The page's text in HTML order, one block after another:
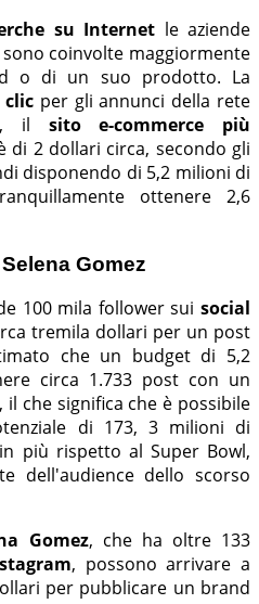
su Internet le aziende
coinvolte maggiormente
o di un suo prodotto. La
clic per gli annunci della rete
, il sito e-commerce più
di 2 dollari circa, secondo gli
disponendo di 5,2 milioni di
ottenere 2,6
Gomez
100 mila follower sui social
tremila dollari per un post
che un budget di 5,2
circa 1.733 post con un
che significa che è possibile
di 173, 3 milioni di
più rispetto al Super Bowl,
dell'audience dello scorso
Gomez, che ha oltre 133
, possono arrivare a
per pubblicare un brand